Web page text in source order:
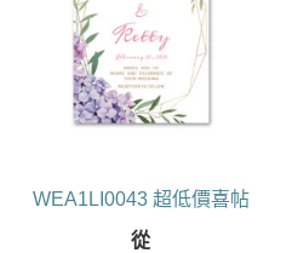
WEA1LI0043 超低價喜帖
從